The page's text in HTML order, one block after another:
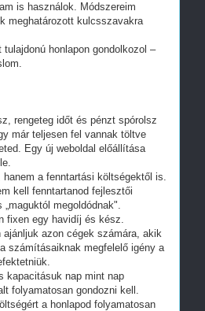
is használok. Módszereim
meghatározott kulcsszavakra
honlapon gondolkozol –
rengeteg időt és pénzt spórolsz
már teljesen fel vannak töltve
Egy új weboldal előállítása
a fenntartási költségektől is.
kell fenntartanod fejlesztői
megoldódnak".
fixen egy havidíj és kész.
azon cégek számára, akik
számításaiknak megfelelő igény a
kapacitásuk nap mint nap
folyamatosan gondozni kell.
a honlapod folyamatosan